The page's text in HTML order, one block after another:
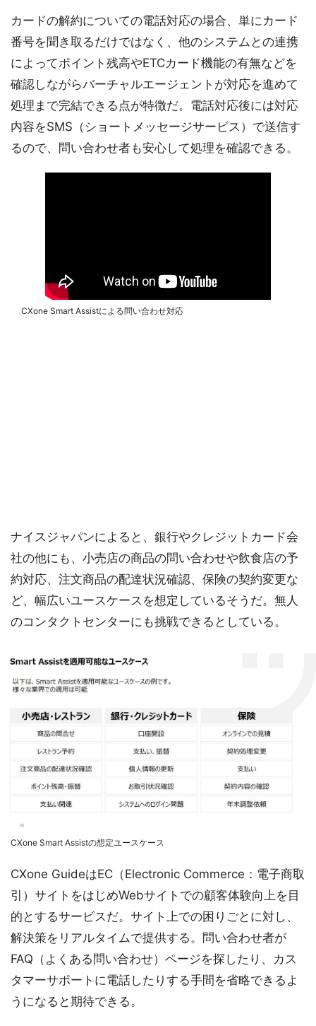
カードの解約についての電話対応の場合、単にカード
番号を聞き取るだけではなく、他のシステムとの連携
によってポイント残高やETCカード機能の有無などを
確認しながらバーチャルエージェントが対応を進めて
処理まで完結できる点が特徴だ。電話対応後には対応
内容をSMS（ショートメッセージサービス）で送信す
るので、問い合わせ者も安心して処理を確認できる。
CXone Smart Assistによる問い合わせ対応
ナイスジャパンによると、銀行やクレジットカード会
社の他にも、小売店の商品の問い合わせや飲食店の予
約対応、注文商品の配達状況確認、保険の契約変更な
ど、幅広いユースケースを想定しているそうだ。無人
のコンタクトセンターにも挑戦できるとしている。
CXone Smart Assistの想定ユースケース
CXone GuideはEC（Electronic Commerce：電子商取
引）サイトをはじめWebサイトでの顧客体験向上を目
的とするサービスだ。サイト上での困りごとに対し、
解決策をリアルタイムで提供する。問い合わせ者が
FAQ（よくある問い合わせ）ページを探したり、カス
タマーサポートに電話したりする手間を省略できるよ
うになると期待できる。